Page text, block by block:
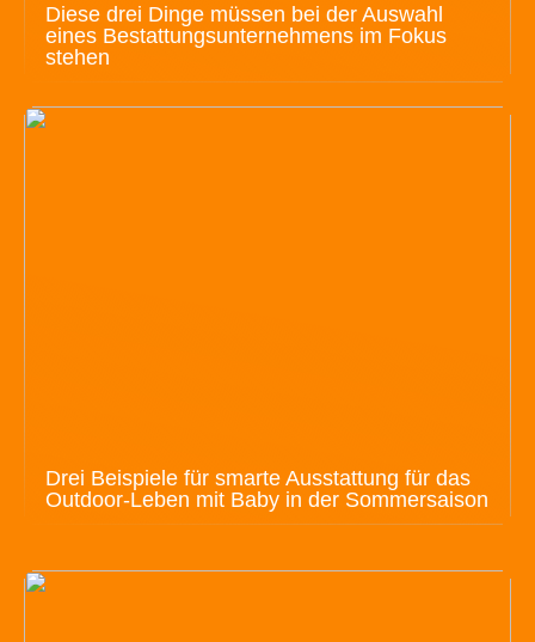
Diese drei Dinge müssen bei der Auswahl
eines Bestattungsunternehmens im Fokus
stehen
Drei Beispiele für smarte Ausstattung für das
Outdoor-Leben mit Baby in der Sommersaison